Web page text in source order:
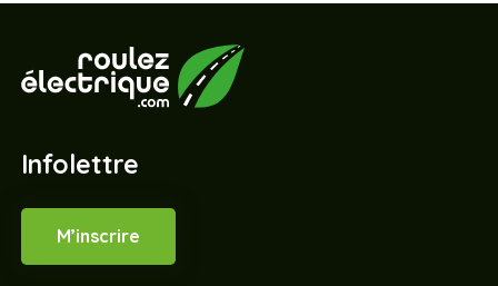
Infolettre
M’inscrire